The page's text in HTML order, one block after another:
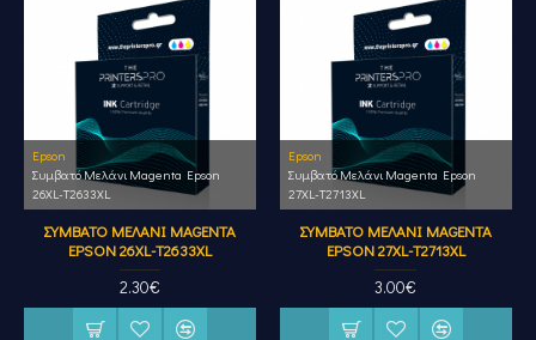
Epson
Συμβατό Μελάνι Magenta Epson
26XL-T2633XL
ΣΥΜΒΑΤΌ ΜΕΛΆΝΙ MAGENTA
EPSON 26XL-T2633XL
2.30€
Epson
Συμβατό Μελάνι Magenta Epson
27XL-T2713XL
ΣΥΜΒΑΤΌ ΜΕΛΆΝΙ MAGENTA
EPSON 27XL-T2713XL
3.00€